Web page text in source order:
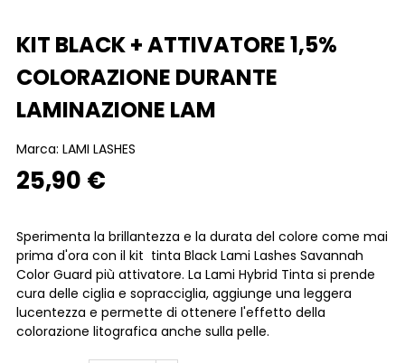
KIT BLACK + ATTIVATORE 1,5%
COLORAZIONE DURANTE
LAMINAZIONE LAM
Marca: LAMI LASHES
25,90 €
Sperimenta la brillantezza e la durata del colore come mai
prima d'ora con il kit tinta Black Lami Lashes Savannah
Color Guard più attivatore. La Lami Hybrid Tinta si prende
cura delle ciglia e sopracciglia, aggiunge una leggera
lucentezza e permette di ottenere l'effetto della
colorazione litografica anche sulla pelle.